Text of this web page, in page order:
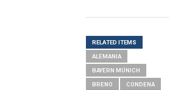
RELATED ITEMS
ALEMANIA
BAYERN MÚNICH
BRENO CONDENA